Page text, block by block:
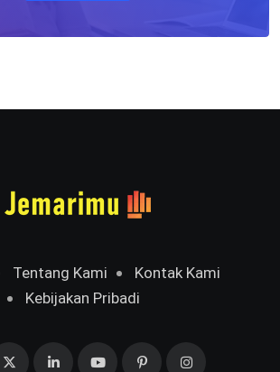
Tentang Kami
Kontak Kami
Kebijakan Pribadi